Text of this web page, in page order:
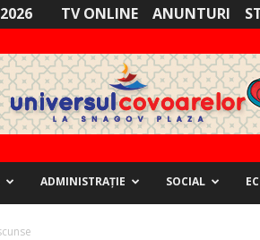
TV ONLINE ANUNTURI
ADMINISTRAȚIE SOCIAL